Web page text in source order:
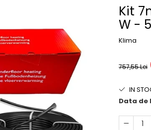
Kit
W -
Klima
757,55 Lei
IN
Data de